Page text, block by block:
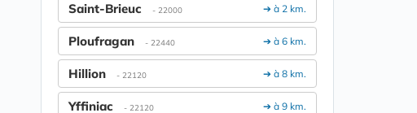
➔ à 2 km.
Saint-Brieuc - 22000
➔ à 6 km.
Ploufragan - 22440
➔ à 8 km.
Hillion - 22120
➔ à 9 km.
Yffiniac - 22120